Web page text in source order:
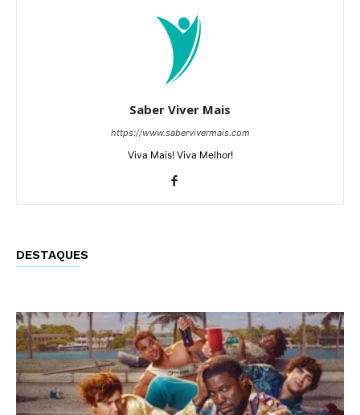
Saber Viver Mais
https://www.sabervivermais.com
Viva Mais! Viva Melhor!
DESTAQUES